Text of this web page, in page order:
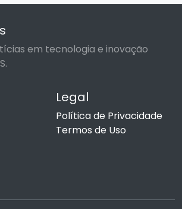
em tecnologia e inovação
Legal
Política de Privacidade
Termos de Uso